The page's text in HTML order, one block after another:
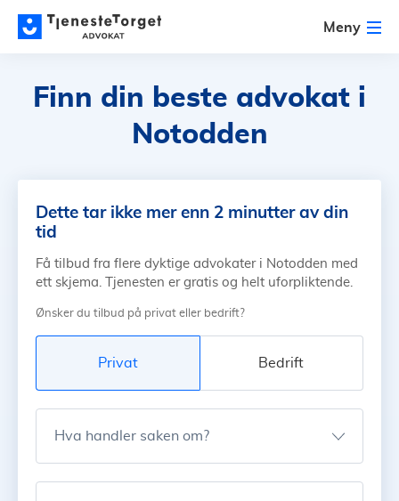
Meny
Finn din beste advokat i
Notodden
Dette tar ikke mer enn 2 minutter av din
tid
Få tilbud fra flere dyktige advokater i Notodden med
ett skjema. Tjenesten er gratis og helt uforpliktende.
Ønsker du tilbud på privat eller bedrift?
Privat Bedrift
Hva handler saken om?